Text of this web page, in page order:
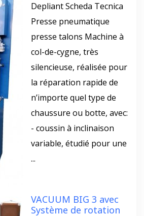
Depliant Scheda Tecnica
Presse pneumatique
presse talons Machine à
col-de-cygne, très
silencieuse, réalisée pour
la réparation rapide de
n’importe quel type de
chaussure ou botte, avec:
- coussin à inclinaison
variable, étudié pour une
...
VACUUM BIG 3 avec
Système de rotation